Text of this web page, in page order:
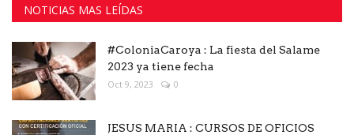
NOTICIAS MAS LEÍDAS
#ColoniaCaroya : La fiesta del Salame
2023 ya tiene fecha
Oct 9, 2023 0
JESUS MARIA : CURSOS DE OFICIOS